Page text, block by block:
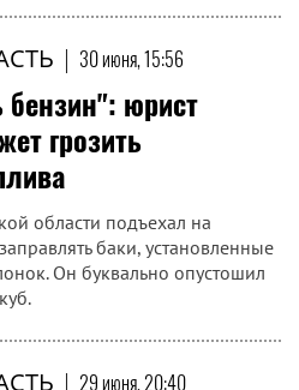
| 30 июня, 15:56
бензин": юрист
грозить
области подъехал на
баки, установленные
Он буквально опустошил
| 29 июня, 20:40